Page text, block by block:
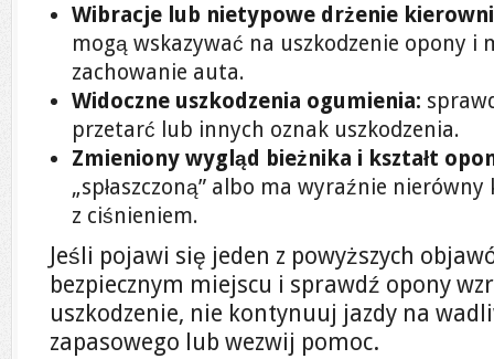
Wibracje lub nietypowe drżenie
mogą wskazywać na uszkodzenie opony i
zachowanie auta.
Widoczne uszkodzenia ogumienia:
przetarć lub innych oznak uszkodzenia.
Zmieniony wygląd bieżnika i kształt
„spłaszczoną” albo ma wyraźnie
z ciśnieniem.
Jeśli pojawi się jeden z powyższych
bezpiecznym miejscu i sprawdź opony
uszkodzenie, nie kontynuuj jazdy na
zapasowego lub wezwij pomoc.